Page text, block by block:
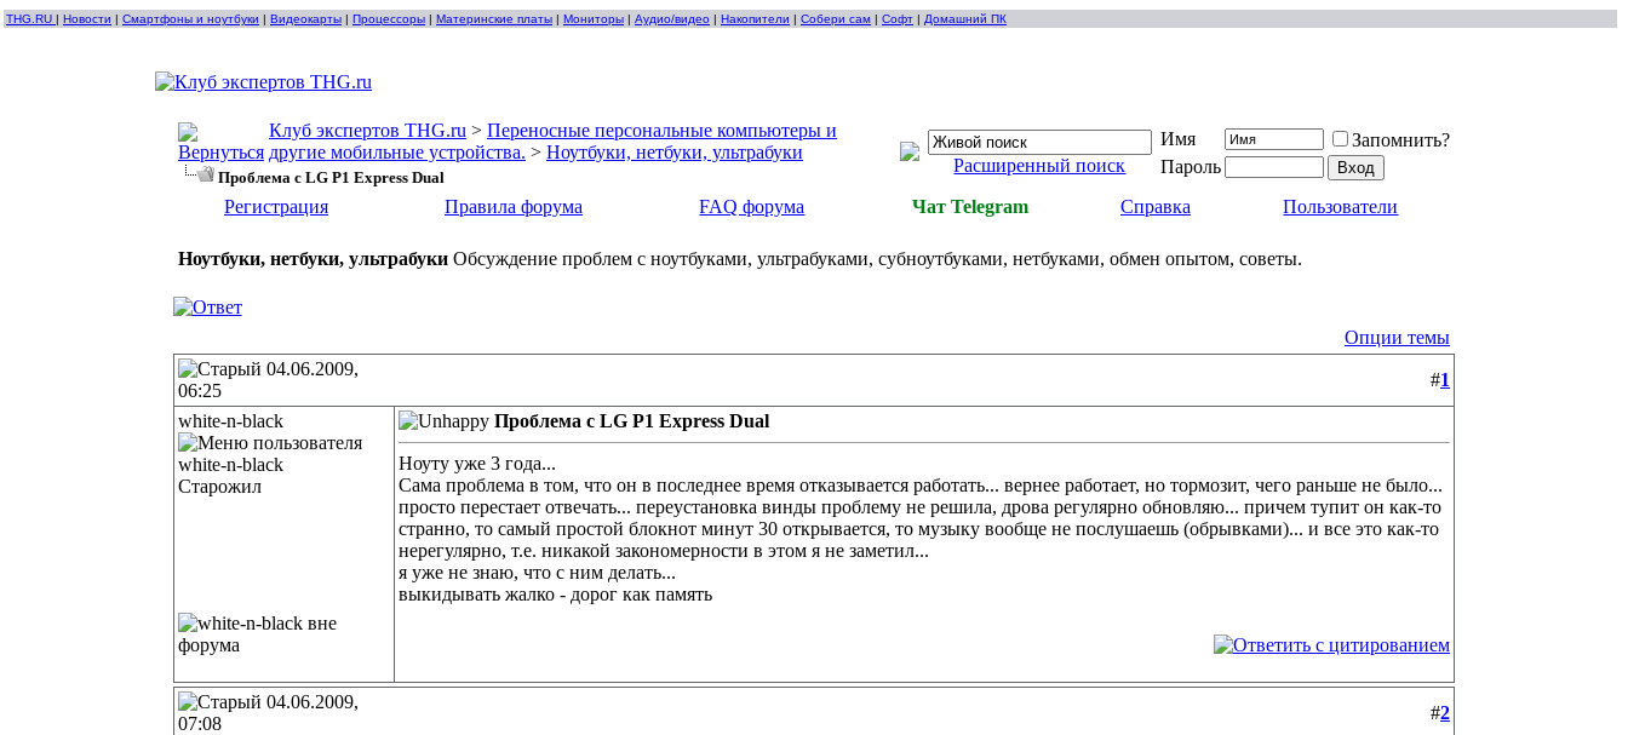
THG.RU | Новости | Смартфоны и ноутбуки | Видеокарты | Процессоры | Материнские платы | Мониторы | Аудио/видео | Накопители | Собери сам | Софт | Домашний ПК
Клуб экспертов THG.ru > Переносные персональные компьютеры и
другие мобильные устройства. > Ноутбуки, нетбуки, ультрабуки
Проблема с LG P1 Express Dual
Расширенный поиск
Имя
Запомнить?
Пароль
Регистрация
Правила форума FAQ форума Чат Telegram Справка Пользователи
Ноутбуки, нетбуки, ультрабуки Обсуждение проблем с ноутбуками, ультрабуками, субноутбуками, нетбуками, обмен опытом, советы.
Опции темы
04.06.2009,
06:25
#1
white-n-black
Старожил
Проблема с LG P1 Express Dual
Ноуту уже 3 года...
Сама проблема в том, что он в последнее время отказывается работать... вернее работает, но тормозит, чего раньше не было...
просто перестает отвечать... переустановка винды проблему не решила, дрова регулярно обновляю... причем тупит он как-то
странно, то самый простой блокнот минут 30 открывается, то музыку вообще не послушаешь (обрывками)... и все это как-то
нерегулярно, т.е. никакой закономерности в этом я не заметил...
я уже не знаю, что с ним делать...
выкидывать жалко - дорог как память
04.06.2009,
07:08
#2